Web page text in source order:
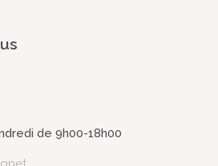
de 9h00-18h00